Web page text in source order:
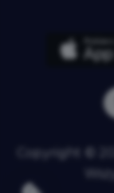
Copyright ©